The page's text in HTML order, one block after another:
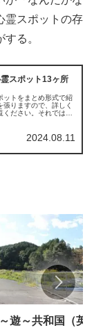
スポットの存
る。
スポット13ヶ所
ットをまとめ形式で紹
りますので、詳しく
ださい。それでは参
2024.08.11
遊～共和国（英